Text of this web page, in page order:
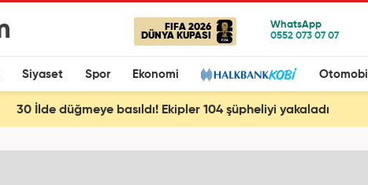
FIFA 2026
DÜNYA KUPASI
Siyaset Spor Ekonomi Otomobil
30 İlde düğmeye basıldı! Ekipler 104 şüpheliyi yakaladı